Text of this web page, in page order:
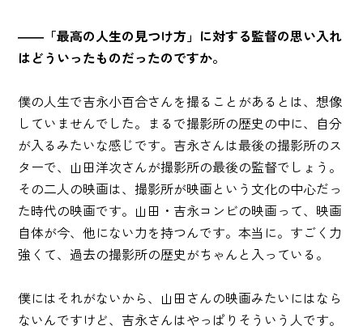
――「最高の人生の見つけ方」に対する監督の思い入れ
はどういったものだったのですか。
僕の人生で吉永小百合さんを撮ることがあるとは、想像
していませんでした。まるで撮影所の歴史の中に、自分
が入るみたいな感じです。吉永さんは最後の撮影所のス
ターで、山田洋次さんが撮影所の最後の監督でしょう。
その二人の映画は、撮影所が映画という文化の中心だっ
た時代の映画です。山田・吉永コンビの映画って、映画
自体が今、他にない力を持つんです。本当に。すごく力
強くて、過去の撮影所の歴史がちゃんと入っている。
僕にはそれがないから、山田さんの映画みたいにはなら
ないんですけど、吉永さんはやっぱりそういう人です。